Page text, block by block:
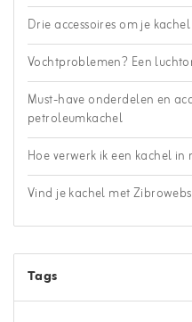
Drie accessoires om je
Vochtproblemen? Een
Must-have onderdelen en
petroleumkachel
Hoe verwerk ik een kachel in
Vind je kachel met
Tags